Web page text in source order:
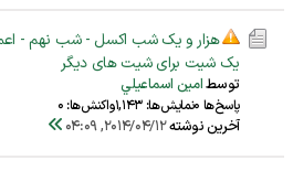
یک شیت برای شیت های دیگر
توسطامين اسماعيلي
پاسخ‌ها 0 نمایش‌ها: 1,143 واکنش‌ها: 0
آخرین نوشته2014/04/12, 04:09